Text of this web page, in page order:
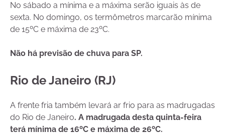
No sábado a mínima e a máxima serão iguais às de
sexta. No domingo, os termômetros marcarão mínima
de 15ºC e máxima de 23ºC.
Não há previsão de chuva para SP.
Rio de Janeiro (RJ)
A frente fria também levará ar frio para as madrugadas
do Rio de Janeiro. A madrugada desta quinta-feira
terá mínima de 16ºC e máxima de 26ºC.